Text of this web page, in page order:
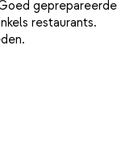
geprepareerde
restaurants.